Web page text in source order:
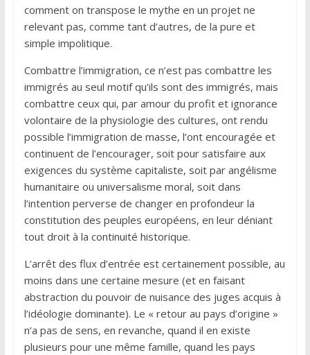
comment on transpose le mythe en un projet ne
relevant pas, comme tant d’autres, de la pure et
simple impolitique.
Combattre l’immigration, ce n’est pas combattre les
immigrés au seul motif qu’ils sont des immigrés, mais
combattre ceux qui, par amour du profit et ignorance
volontaire de la physiologie des cultures, ont rendu
possible l’immigration de masse, l’ont encouragée et
continuent de l’encourager, soit pour satisfaire aux
exigences du système capitaliste, soit par angélisme
humanitaire ou universalisme moral, soit dans
l’intention perverse de changer en profondeur la
constitution des peuples européens, en leur déniant
tout droit à la continuité historique.
L’arrêt des flux d’entrée est certainement possible, au
moins dans une certaine mesure (et en faisant
abstraction du pouvoir de nuisance des juges acquis à
l’idéologie dominante). Le « retour au pays d’origine »
n’a pas de sens, en revanche, quand il en existe
plusieurs pour une même famille, quand les pays